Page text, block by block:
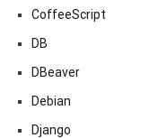
CoffeeScript
DB
DBeaver
Debian
Django